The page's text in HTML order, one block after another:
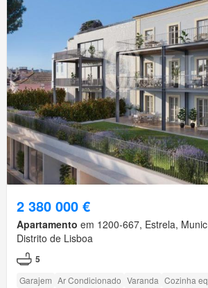
2 380 000 €
Apartamento em 1200-667, Estrela,
Distrito de Lisboa
5
Garajem Ar Condicionado Varanda Cozinha